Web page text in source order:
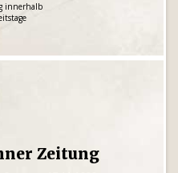
innerhalb
Zeitung